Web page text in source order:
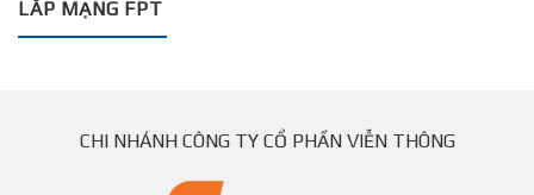
LẮP MẠNG FPT
CHI NHÁNH CÔNG TY CỔ PHẦN VIỄN THÔNG